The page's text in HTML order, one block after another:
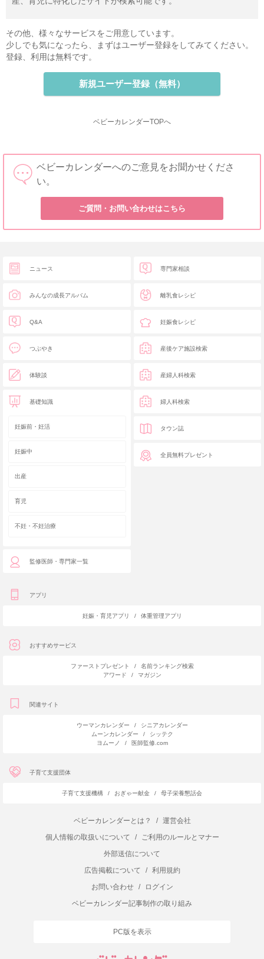
その他、様々なサービスをご用意しています。
少しでも気になったら、まずはユーザー登録をしてみてください。
登録、利用は無料です。
新規ユーザー登録（無料）
ベビーカレンダーTOPへ
ベビーカレンダーへのご意見をお聞かせくださ
い。
ご質問・お問い合わせはこちら
ニュース
みんなの成長アルバム
Q&A
つぶやき
体験談
基礎知識
妊娠前・妊活
妊娠中
出産
育児
不妊・不妊治療
監修医師・専門家一覧
専門家相談
離乳食レシピ
妊娠食レシピ
産後ケア施設検索
産婦人科検索
婦人科検索
タウン誌
全員無料プレゼント
アプリ
妊娠・育児アプリ / 体重管理アプリ
おすすめサービス
ファーストプレゼント /
名前ランキング検索
アワード
/ マガジン
関連サイト
ウーマンカレンダー /
シニアカレンダー
ムーンカレンダー
/
シッテク
ヨムーノ
/ 医師監修.com
子育て支援団体
子育て支援機構 / おぎゃー献金 / 母子栄養懇話会
ベビーカレンダーとは？ /
運営会社
個人情報の取扱いについて
/
ご利用のルールとマナー
外部送信について
広告掲載について
/
利用規約
お問い合わせ
/
ログイン
ベビーカレンダー記事制作の取り組み
PC版を表示